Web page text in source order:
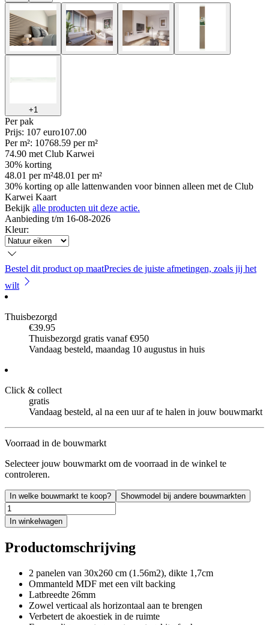
+1
Per pak
Prijs: 107 euro107.00
Per m²: 10768.59 per m²
74.90 met Club Karwei
30% korting
48.01 per m²48.01 per m²
30% korting op alle lattenwanden voor binnen alleen met de Club
Karwei Kaart
Bekijk alle producten uit deze actie.
Aanbieding t/m 16-08-2026
Kleur:
Bestel dit product op maatPrecies de juiste afmetingen, zoals jij het
wilt
Thuisbezorgd
€39.95
Thuisbezorgd gratis vanaf €950
Vandaag besteld, maandag 10 augustus in huis
Click & collect
gratis
Vandaag besteld, al na een uur af te halen in jouw bouwmarkt
Voorraad in de bouwmarkt
Selecteer jouw bouwmarkt om de voorraad in de winkel te
controleren.
In welke bouwmarkt te koop? Showmodel bij andere bouwmarkten
In winkelwagen
Productomschrijving
2 panelen van 30x260 cm (1.56m2), dikte 1,7cm
Ommanteld MDF met een vilt backing
Latbreedte 26mm
Zowel verticaal als horizontaal aan te brengen
Verbetert de akoestiek in de ruimte